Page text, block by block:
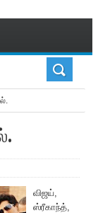
விஜய்,
ஸ்ரீகாந்த்,